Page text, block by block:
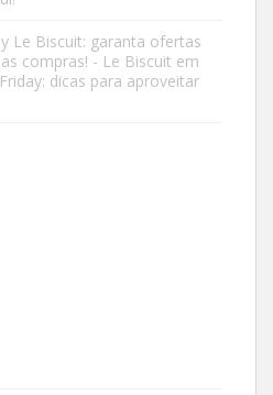
Le Biscuit: garanta ofertas
compras! - Le Biscuit em
dicas para aproveitar